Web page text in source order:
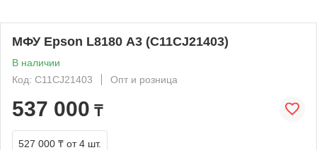
МФУ Epson L8180 А3 (C11CJ21403)
В наличии
Код: C11CJ21403
Опт и розница
537 000 ₸
527 000 ₸ от 4 шт.